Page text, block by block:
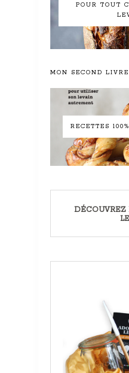
POUR TOUT
MON SECOND
RECETTES
DÉCOUVREZ